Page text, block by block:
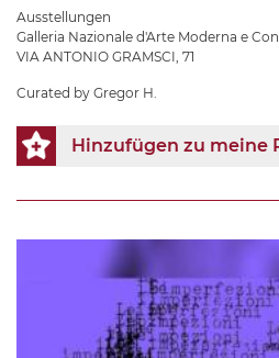
Ausstellungen
Galleria Nazionale d'Arte Moderna e
VIA ANTONIO GRAMSCI, 71
Curated by Gregor H.
Hinzufügen zu meine